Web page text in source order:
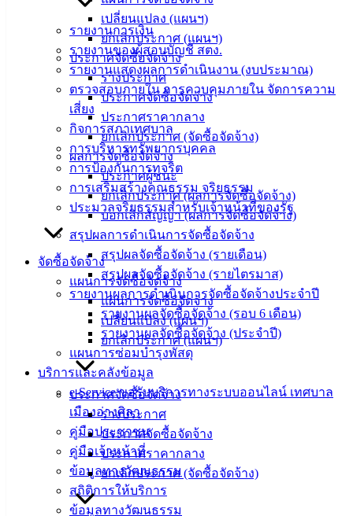
เปลี่ยนแปลง (แผนฯ)
ยกเลิกประกาศ (แผนฯ)
ประกาศจัดซื้อจัดจ้าง
ร่างประกาศ
ประกาศจัดซื้อจัดจ้าง
ประกาศราคากลาง
ยกเลิกประกาศ (จัดซื้อจัดจ้าง)
ผลการจัดซื้อจัดจ้าง
ประกาศผู้ชนะ
ยกเลิกประกาศ (ผลการจัดซื้อจัดจ้าง)
บอกเลิกสัญญา (ผลการจัดซื้อจัดจ้าง)
สรุปผลการดำเนินการจัดซื้อจัดจ้าง
สรุปผลจัดซื้อจัดจ้าง (รายเดือน)
สรุปผลจัดซื้อจัดจ้าง (รายไตรมาส)
รายงานผลการดำเนินการจัดซื้อจัดจ้างประจำปี
รายงานผลจัดซื้อจัดจ้าง (รอบ 6 เดือน)
รายงานผลจัดซื้อจัดจ้าง (ประจำปี)
แผนการซ่อมบำรุงพัสดุ
บริการและคลังข้อมูล
e-Service ขอรับบริการทางระบบออนไลน์ เทศบาล
เมืองอ่างศิลา
คู่มือประชาชน
คู่มือเจ้าหน้าที่
ข้อมูลทางวัฒนธรรม
สถิติการให้บริการ
ข้อมูลทางวัฒนธรรม
รายงานการเงิน
รายงานของผู้สอบบัญชี สตง.
รายงานแสดงผลการดำเนินงาน (งบประมาณ)
ตรวจสอบภายใน การควบคุมภายใน จัดการความ
เสี่ยง
กิจการสภาเทศบาล
การบริหารทรัพยากรบุคคล
การป้องกันการทุจริต
การเสริมสร้างคุณธรรม จริยธรรม
ประมวลจริยธรรมสำหรับเจ้าหน้าที่ของรัฐ
จัดซื้อจัดจ้าง
แผนการจัดซื้อจัดจ้าง
แผนการจัดซื้อจัดจ้าง
เปลี่ยนแปลง (แผนฯ)
ยกเลิกประกาศ (แผนฯ)
ประกาศจัดซื้อจัดจ้าง
ร่างประกาศ
ประกาศจัดซื้อจัดจ้าง
ประกาศราคากลาง
ยกเลิกประกาศ (จัดซื้อจัดจ้าง)
ประชาชน/
คู่มือการ
ปฏิบัติ
งาน
ข่าวสาร
ศุนย์
ข้อมูล
ข่าวสาร
อิเล็กทรอนิกส์
องค์
ความรู้
(Knowledge
Management)
สายตรง
ประวัติ
เทศบาล
ผู้บริหาร
หัวหน้า